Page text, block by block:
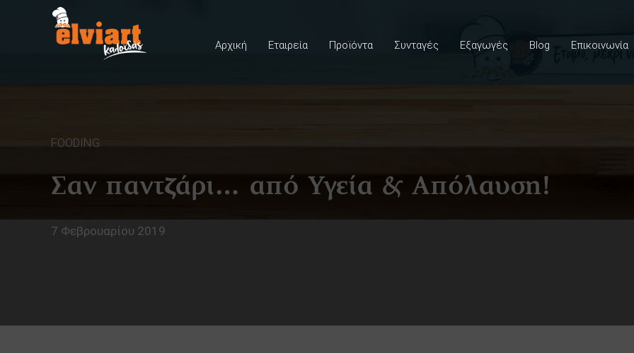
Αρχική Εταιρεία Προϊόντα Συνταγές Εξαγωγές Blog Επικοινωνία
FOODING
Σαν παντζάρι… από Υγεία & Απόλαυση!
7 Φεβρουαρίου 2019